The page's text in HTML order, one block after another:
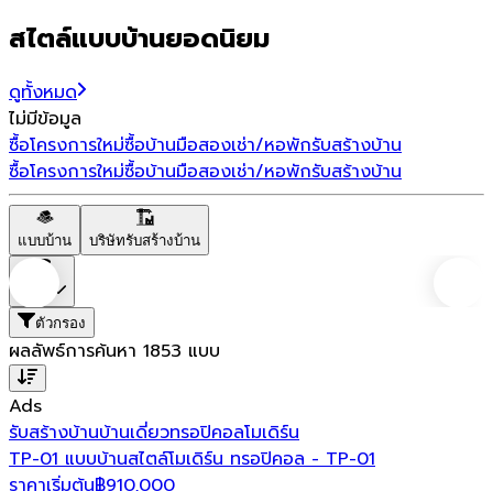
สไตล์แบบบ้านยอดนิยม
ดูทั้งหมด
ไม่มีข้อมูล
ซื้อโครงการใหม่ซื้อบ้านมือสองเช่า/หอพักรับสร้างบ้าน
ซื้อโครงการใหม่ซื้อบ้านมือสองเช่า/หอพักรับสร้างบ้าน
แบบบ้าน บริษัทรับสร้างบ้าน
ตัวกรอง
ผลลัพธ์การค้นหา 1853 แบบ
Ads
รับสร้างบ้านบ้านเดี่ยวทรอปิคอลโมเดิร์น
TP-01 แบบบ้านสไตล์โมเดิร์น ทรอปิคอล - TP-01